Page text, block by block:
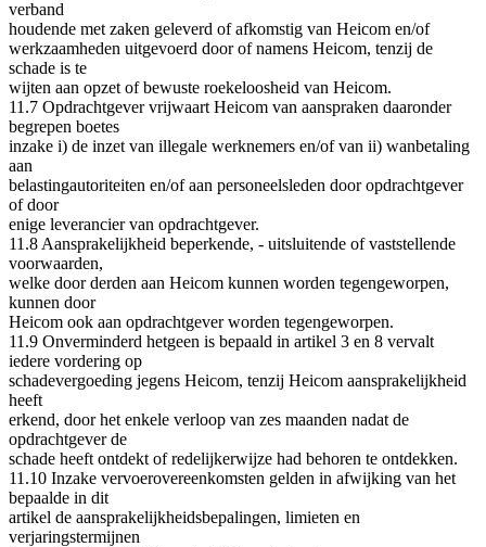
verband
houdende met zaken geleverd of afkomstig van Heicom en/of
werkzaamheden uitgevoerd door of namens Heicom, tenzij de
schade is te
wijten aan opzet of bewuste roekeloosheid van Heicom.
11.7 Opdrachtgever vrijwaart Heicom van aanspraken daaronder
begrepen boetes
inzake i) de inzet van illegale werknemers en/of van ii) wanbetaling
aan
belastingautoriteiten en/of aan personeelsleden door opdrachtgever
of door
enige leverancier van opdrachtgever.
11.8 Aansprakelijkheid beperkende, - uitsluitende of vaststellende
voorwaarden,
welke door derden aan Heicom kunnen worden tegengeworpen,
kunnen door
Heicom ook aan opdrachtgever worden tegengeworpen.
11.9 Onverminderd hetgeen is bepaald in artikel 3 en 8 vervalt
iedere vordering op
schadevergoeding jegens Heicom, tenzij Heicom aansprakelijkheid
heeft
erkend, door het enkele verloop van zes maanden nadat de
opdrachtgever de
schade heeft ontdekt of redelijkerwijze had behoren te ontdekken.
11.10 Inzake vervoerovereenkomsten gelden in afwijking van het
bepaalde in dit
artikel de aansprakelijkheidsbepalingen, limieten en
verjaringstermijnen